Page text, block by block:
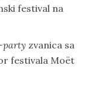
festival na
zvanica sa
festivala Moët